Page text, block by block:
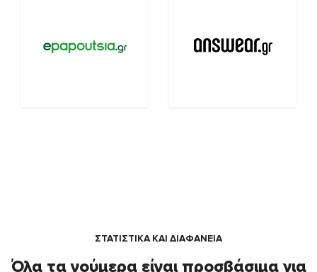
ΣΤΑΤΙΣΤΙΚΑ ΚΑΙ ΔΙΑΦΑΝΕΙΑ
Όλα τα νούμερα είναι προσβάσιμα για